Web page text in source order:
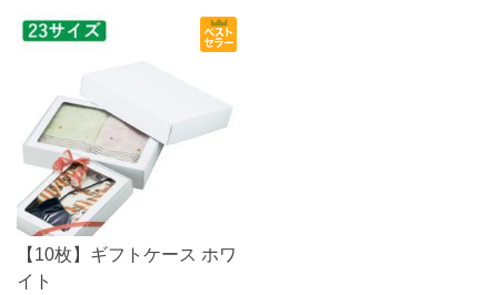
【10枚】ギフトケース ホワ
イト